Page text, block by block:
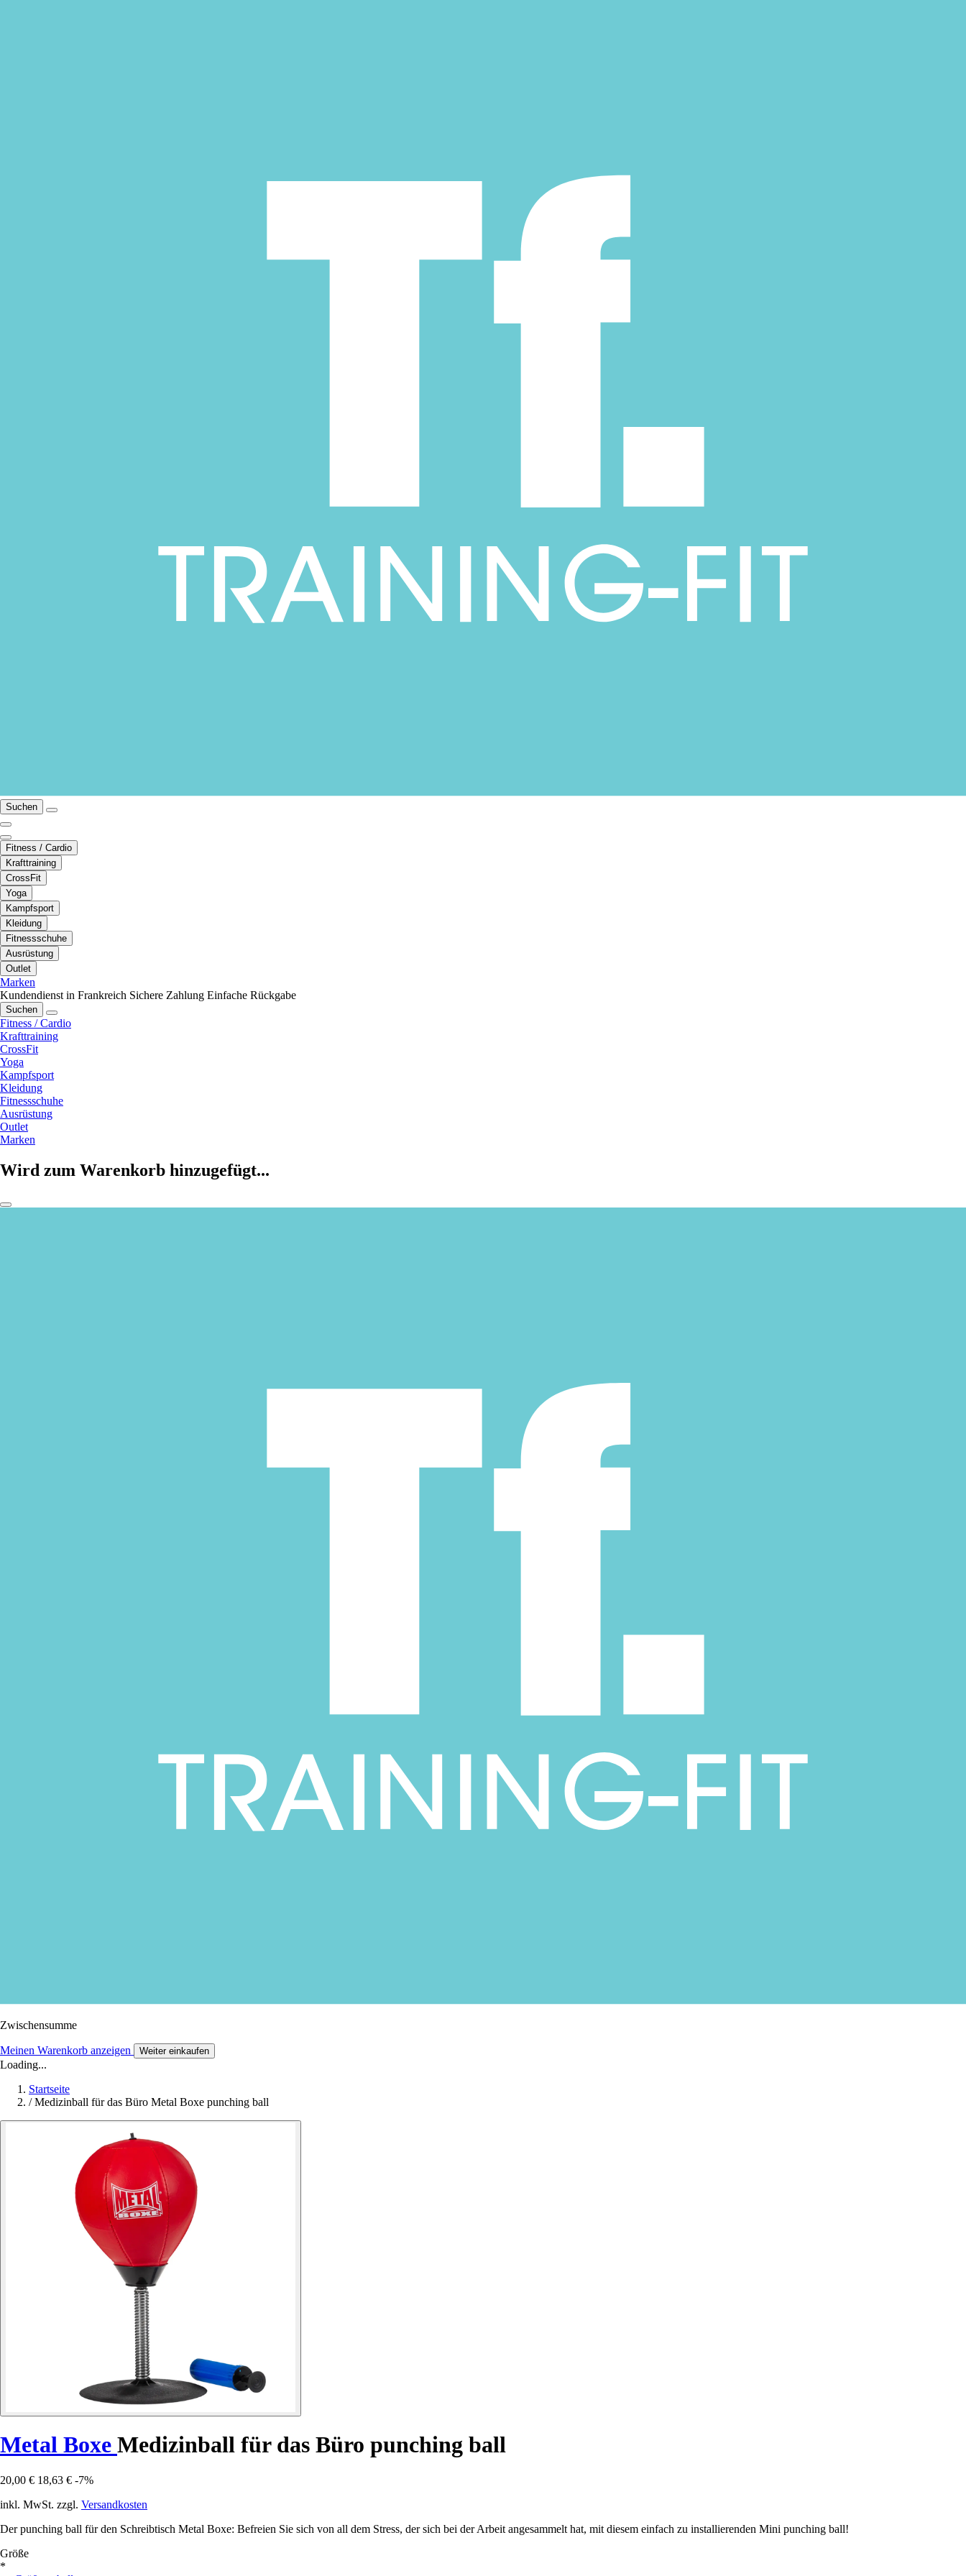
Suchen
Fitness / Cardio
Krafttraining
CrossFit
Yoga
Kampfsport
Kleidung
Fitnessschuhe
Ausrüstung
Outlet
Marken
Kundendienst in Frankreich Sichere Zahlung Einfache Rückgabe
Suchen
Fitness / Cardio
Krafttraining
CrossFit
Yoga
Kampfsport
Kleidung
Fitnessschuhe
Ausrüstung
Outlet
Marken
Wird zum Warenkorb hinzugefügt...
Zwischensumme
Meinen Warenkorb anzeigen Weiter einkaufen
Loading...
Startseite
/ Medizinball für das Büro Metal Boxe punching ball
Metal Boxe Medizinball für das Büro punching ball
20,00 € 18,63 € -7%
inkl. MwSt. zzgl. Versandkosten
Der punching ball für den Schreibtisch Metal Boxe: Befreien Sie sich von all dem Stress, der sich bei der Arbeit angesammelt hat, mit diesem einfach zu installierenden Mini punching ball!
Größe
*